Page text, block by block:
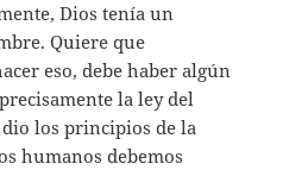
Dios tenía un
Quiere que
eso, debe haber algún
la ley del
los principios de la
humanos debemos